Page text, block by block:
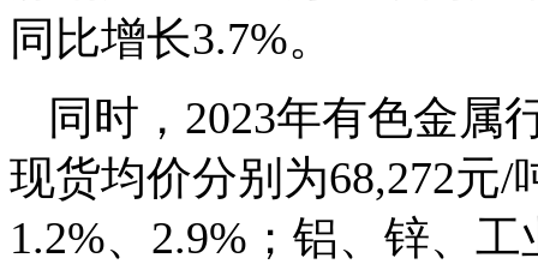
同比增长3.7%。
同时，2023年有色金属
现货均价分别为68,272元/
1.2%、2.9%；铝、锌、